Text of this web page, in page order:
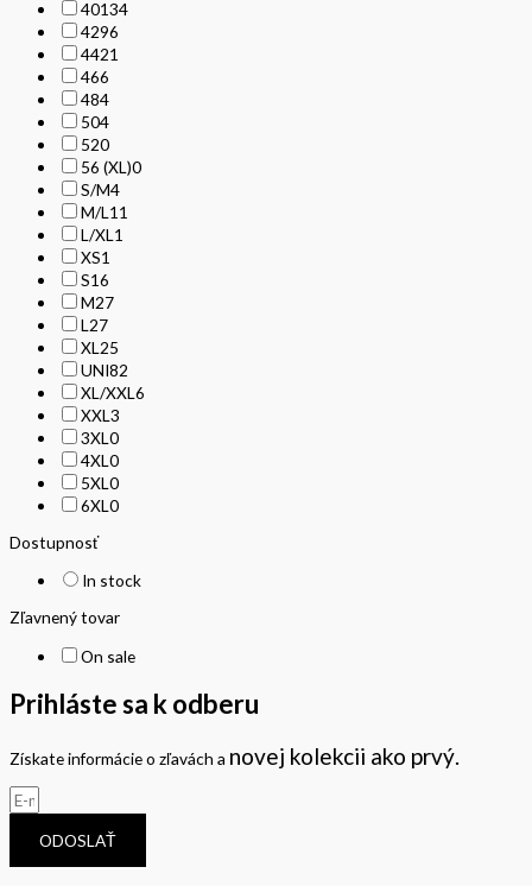
40134
4296
4421
466
484
504
520
56 (XL)0
S/M4
M/L11
L/XL1
XS1
S16
M27
L27
XL25
UNI82
XL/XXL6
XXL3
3XL0
4XL0
5XL0
6XL0
Dostupnosť
In stock
Zľavnený tovar
On sale
Prihláste sa k odberu
Získate informácie o zľavách a novej kolekcii ako prvý.
ODOSLAŤ